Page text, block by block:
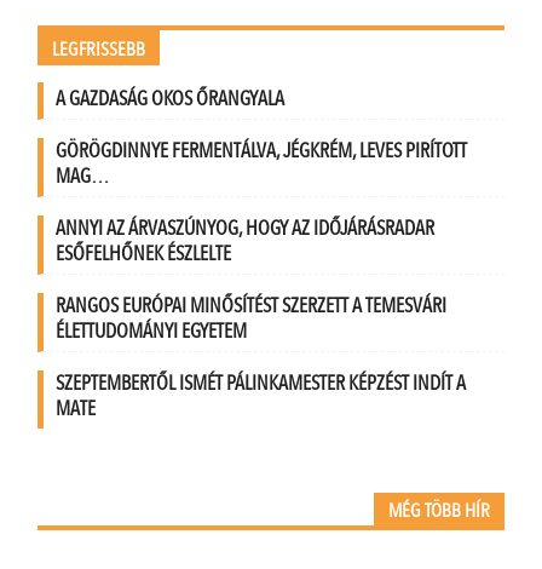
LEGFRISSEBB
A GAZDASÁG OKOS ŐRANGYALA
GÖRÖGDINNYE FERMENTÁLVA, JÉGKRÉM, LEVES PIRÍTOTT
MAG…
ANNYI AZ ÁRVASZÚNYOG, HOGY AZ IDŐJÁRÁSRADAR
ESŐFELHŐNEK ÉSZLELTE
RANGOS EURÓPAI MINŐSÍTÉST SZERZETT A TEMESVÁRI
ÉLETTUDOMÁNYI EGYETEM
SZEPTEMBERTŐL ISMÉT PÁLINKAMESTER KÉPZÉST INDÍT A
MATE
MÉG TÖBB HÍR